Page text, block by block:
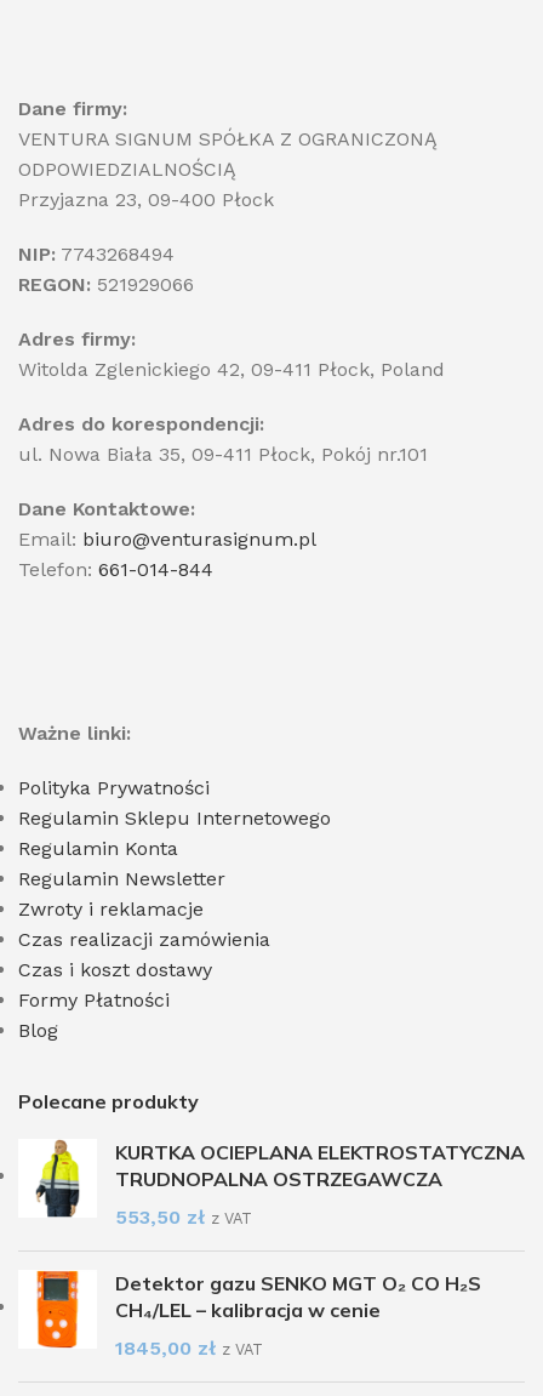
Dane firmy:
VENTURA SIGNUM SPÓŁKA Z OGRANICZONĄ
ODPOWIEDZIALNOŚCIĄ
Przyjazna 23, 09-400 Płock
NIP: 7743268494
REGON: 521929066
Adres firmy:
Witolda Zglenickiego 42, 09-411 Płock, Poland
Adres do korespondencji:
ul. Nowa Biała 35, 09-411 Płock, Pokój nr.101
Dane Kontaktowe:
Email: biuro@venturasignum.pl
Telefon: 661-014-844
Ważne linki:
Polityka Prywatności
Regulamin Sklepu Internetowego
Regulamin Konta
Regulamin Newsletter
Zwroty i reklamacje
Czas realizacji zamówienia
Czas i koszt dostawy
Formy Płatności
Blog
Polecane produkty
KURTKA OCIEPLANA ELEKTROSTATYCZNA
TRUDNOPALNA OSTRZEGAWCZA
553,50 zł z VAT
Detektor gazu SENKO MGT O₂ CO H₂S
CH₄/LEL – kalibracja w cenie
1845,00 zł z VAT